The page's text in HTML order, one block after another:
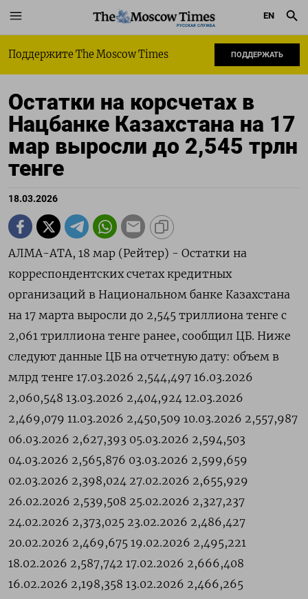
РУССКАЯ СЛУЖБА
EN
Поддержите The Moscow Times ПОДДЕРЖАТЬ
Остатки на корсчетах в
Нацбанке Казахстана на 17
мар выросли до 2,545 трлн
тенге
18.03.2026
АЛМА-АТА, 18 мар (Рейтер) - ‌Остатки ​на
корреспондентских счетах ​кредитных ​
организаций ⁠в ‌Национальном ‌банке Казахстана ​
на 17 ‌марта ​выросли до ‌2,545 триллиона тенге ​с ​
2,061 ‌триллиона тенге ​ранее, сообщил ЦБ. Ниже
следуют ​данные ⁠ЦБ на ‌отчетную ‌дату: объем в
млрд ​тенге 17.03.2026 2,544,497 16.03.2026
2,060,548 13.03.2026 2,404,924 12.03.2026
2,469,079 11.03.2026 2,450,509 10.03.2026 2,557,987
06.03.2026 2,627,393 05.03.2026 2,594,503
04.03.2026 2,565,876 03.03.2026 2,599,659
02.03.2026 2,398,024 27.02.2026 2,655,929
26.02.2026 2,539,508 25.02.2026 2,327,237
24.02.2026 2,373,025 23.02.2026 2,486,427
20.02.2026 2,469,675 19.02.2026 2,495,221
18.02.2026 2,587,742 17.02.2026 2,666,408
16.02.2026 2,198,358 13.02.2026 2,466,265